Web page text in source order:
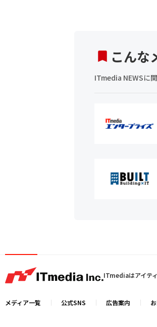
こんな
ITmedia NEWSに
ITmediaはアイテ
メディア一覧 公式SNS 広告案内